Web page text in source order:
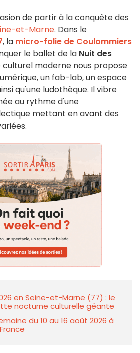
de partir à la conquête des
et-Marne. Dans le
, la micro-folie de Coulommiers
le ballet de la Nuit des
culturel moderne nous propose
un fab-lab, un espace
qu'une ludothèque. Il vibre
au rythme d'une
mettant en avant des
en Seine-et-Marne (77) : le
nocturne culturelle géante
du 10 au 16 août 2026 à